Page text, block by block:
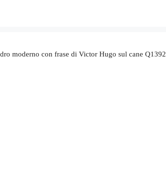
moderno con frase di Victor Hugo sul cane Q1392